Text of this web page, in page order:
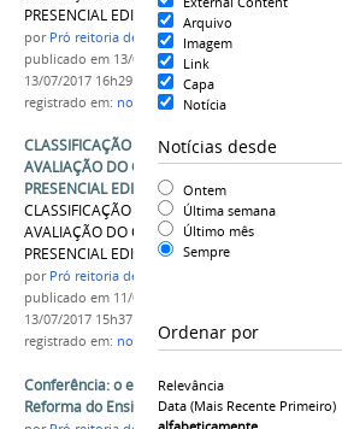
Arquivo
Imagem
Link
Capa
Notícia
Notícias desde
Ontem
Última semana
Último mês
Sempre
Ordenar por
Relevância
Data (mais Recente Primeiro)
PRESENCIAL EDITAL Nº 26/2017
por Pró reitoria de Ensino
publicado em 13/07/2017 —última modificação
13/07/2017 16h29
registrado em: notici
CLASSIFICAÇÃO GERAL – PRÉ-RECURSO - DA
AVALIAÇÃO DO CANDIDATO A TUTOR
PRESENCIAL EDITAL Nº 26/2017
CLASSIFICAÇÃO GERAL – PRÉ-RECURSO - DA
AVALIAÇÃO DO CANDIDATO A TUTOR
PRESENCIAL EDITAL Nº 26/2017
por Pró reitoria de Ensino
publicado em 11/07/2017
13/07/2017 15h37
registrado em: notici
Conferência: o ensino médio integrado diante da
Reforma do Ensino Médio e BNCC – como fica?